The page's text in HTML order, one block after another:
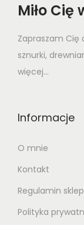
Miło Cię
Zapraszam Cię
sznurki,
więcej...
Informacje
O mnie
Kontakt
Regulamin
Polityka